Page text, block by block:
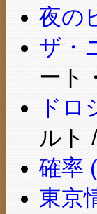
夜の
ザ・
ート
ドロ
ルト
確率
東京